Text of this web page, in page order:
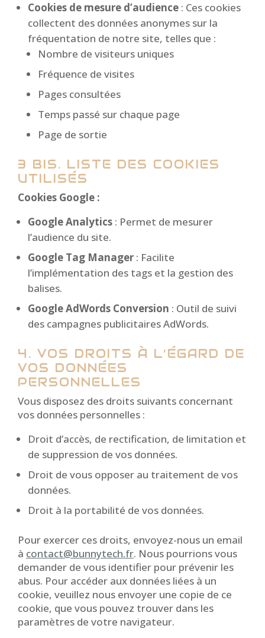
Cookies de mesure d’audience : Ces cookies
collectent des données anonymes sur la
fréquentation de notre site, telles que :
Nombre de visiteurs uniques
Fréquence de visites
Pages consultées
Temps passé sur chaque page
Page de sortie
3 BIS. LISTE DES COOKIES
UTILISÉS
Cookies Google :
Google Analytics : Permet de mesurer
l’audience du site.
Google Tag Manager : Facilite
l’implémentation des tags et la gestion des
balises.
Google AdWords Conversion : Outil de suivi
des campagnes publicitaires AdWords.
4. VOS DROITS À L’ÉGARD DE
VOS DONNÉES
PERSONNELLES
Vous disposez des droits suivants concernant
vos données personnelles :
Droit d’accès, de rectification, de limitation et
de suppression de vos données.
Droit de vous opposer au traitement de vos
données.
Droit à la portabilité de vos données.
Pour exercer ces droits, envoyez-nous un email
à contact@bunnytech.fr. Nous pourrions vous
demander de vous identifier pour prévenir les
abus. Pour accéder aux données liées à un
cookie, veuillez nous envoyer une copie de ce
cookie, que vous pouvez trouver dans les
paramètres de votre navigateur.